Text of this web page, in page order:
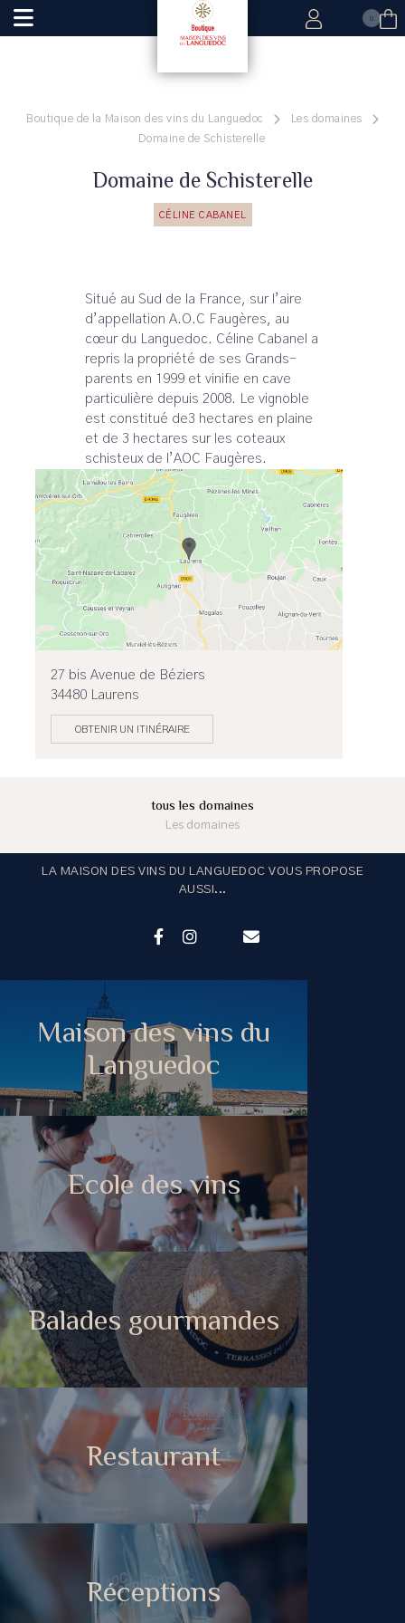
0
Boutique de la Maison des vins du Languedoc
Les domaines
Domaine de Schisterelle
Domaine de Schisterelle
CÉLINE CABANEL
Situé au Sud de la France, sur l’aire
d’appellation A.O.C Faugères, au
cœur du Languedoc. Céline Cabanel a
repris la propriété de ses Grands-
parents en 1999 et vinifie en cave
particulière depuis 2008. Le vignoble
est constitué de3 hectares en plaine
et de 3 hectares sur les coteaux
schisteux de l’AOC Faugères.
27 bis Avenue de Béziers
34480 Laurens
OBTENIR UN ITINÉRAIRE
tous les domaines
Les domaines
LA MAISON DES VINS DU LANGUEDOC VOUS PROPOSE
AUSSI...
Maison des vins du
Languedoc
Ecole des vins
Balades gourmandes
Restaurant
Réceptions